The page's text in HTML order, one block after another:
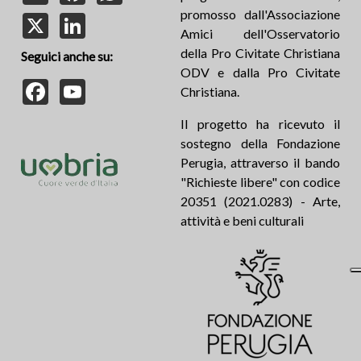
Seguici anche su:
Facebook
promosso dall'Associazione
Amici dell'Osservatorio
della Pro Civitate Christiana
ODV e dalla Pro Civitate
Christiana.
Il progetto ha ricevuto il
sostegno della Fondazione
Perugia, attraverso il bando
"Richieste libere" con codice
20351 (2021.0283) - Arte,
attività e beni culturali